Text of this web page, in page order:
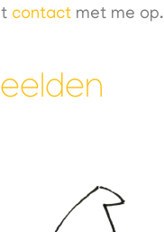
contact met me op.